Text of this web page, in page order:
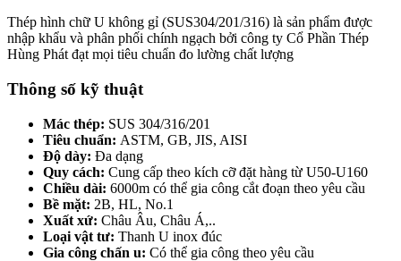
Thép hình chữ U không gỉ (SUS304/201/316) là sản phẩm được
nhập khẩu và phân phối chính ngạch bởi công ty Cổ Phần Thép
Hùng Phát đạt mọi tiêu chuẩn đo lường chất lượng
Thông số kỹ thuật
Mác thép: SUS 304/316/201
Tiêu chuẩn: ASTM, GB, JIS, AISI
Độ dày: Đa dạng
Quy cách: Cung cấp theo kích cỡ đặt hàng từ U50-U160
Chiều dài: 6000m có thể gia công cắt đoạn theo yêu cầu
Bề mặt: 2B, HL, No.1
Xuất xứ: Châu Âu, Châu Á,..
Loại vật tư: Thanh U inox đúc
Gia công chấn u: Có thể gia công theo yêu cầu